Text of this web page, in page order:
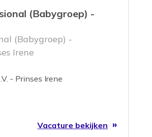
(Babygroep) -
(Babygroep) -
Irene
- Prinses Irene
Vacature bekijken